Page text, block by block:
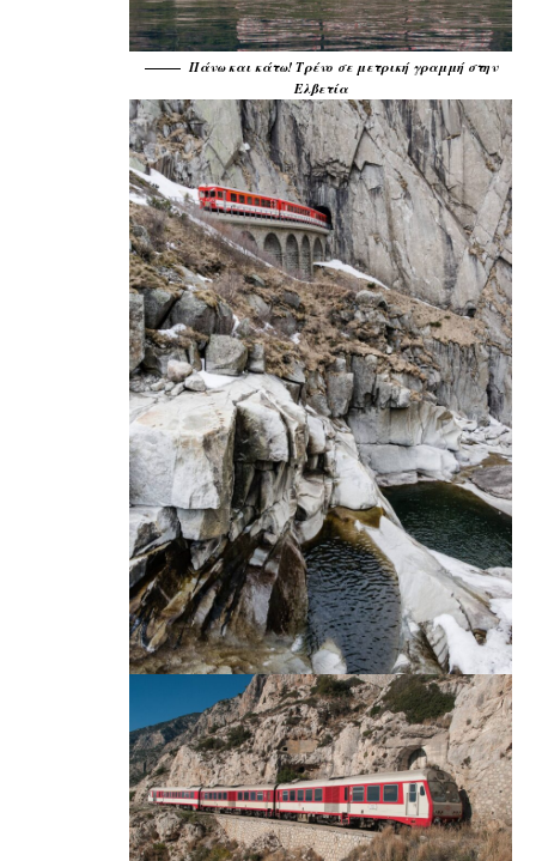
Πάνω και κάτω! Τρένο σε μετρική γραμμή στην
Ελβετία